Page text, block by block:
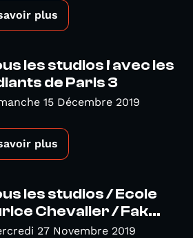
plus
les studios ! avec les
de Paris 3
15 Décembre 2019
plus
les studios / Ecole
Chevalier / Fak...
27 Novembre 2019